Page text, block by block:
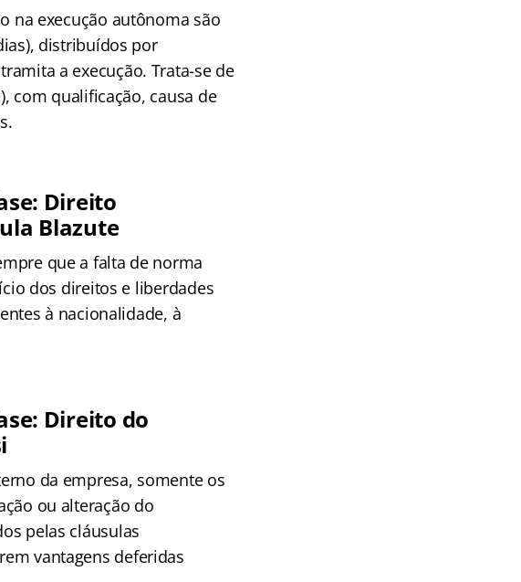
na execução autônoma são
distribuídos por
a execução. Trata-se de
com qualificação, causa de
Direito
Blazute
que a falta de norma
dos direitos e liberdades
à nacionalidade, à
Direito do
da empresa, somente os
ou alteração do
pelas cláusulas
vantagens deferidas